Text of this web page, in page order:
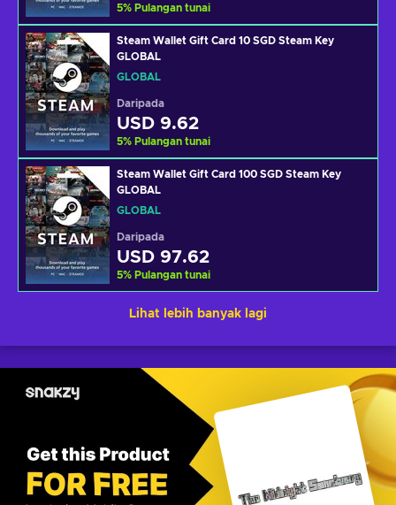
5% Pulangan tunai
Steam Wallet Gift Card 10 SGD Steam Key
GLOBAL
GLOBAL
Daripada
USD 9.62
5% Pulangan tunai
Steam Wallet Gift Card 100 SGD Steam Key
GLOBAL
GLOBAL
Daripada
USD 97.62
5% Pulangan tunai
Lihat lebih banyak lagi